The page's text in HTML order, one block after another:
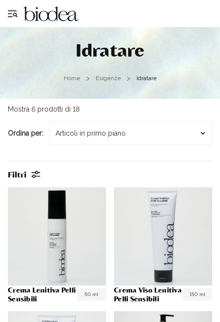
Idratare
Home Esigenze Idratare
Filtri
Mostra 6 prodotti di 18
Ordina per:
Crema Lenitiva Pelli
Sensibili
50 ml
Crema Viso Lenitiva
Pelli Sensibili
150 ml